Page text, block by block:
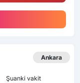
Ankara
Şuanki vakit